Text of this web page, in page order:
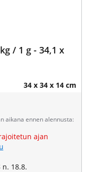
/ 1 g - 34,1 x
34 x 34 x 14 cm
aikana ennen alennusta:
ajan
n. 18.8.